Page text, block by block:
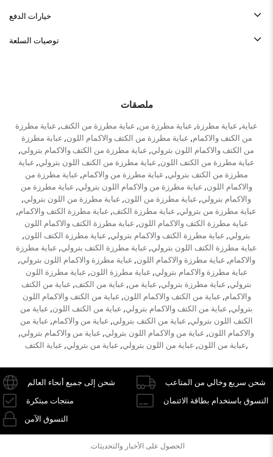
خيارات الدفع
توصيات السلعة
ملصقات
عباية, عباية مطرزة, عباية مطرزة من, عباية مطرزة من الكتف, عباية مطرزة
من الكتف والاكمام, عباية مطرزة من الكتف والاكمام اللون, عباية مطرزة
من الكتف والاكمام اللون بترولي, عباية مطرزة من الكتف والاكمام بترولي,
عباية مطرزة من الكتف اللون, عباية مطرزة من الكتف اللون بترولي, عباية
مطرزة من الكتف بترولي, عباية مطرزة من والاكمام, عباية مطرزة من
والاكمام اللون, عباية مطرزة من والاكمام اللون بترولي, عباية مطرزة من
والاكمام بترولي, عباية مطرزة من اللون, عباية مطرزة من اللون بترولي,
عباية مطرزة من بترولي, عباية مطرزة الكتف, عباية مطرزة الكتف والاكمام,
عباية مطرزة الكتف والاكمام اللون, عباية مطرزة الكتف والاكمام اللون
بترولي, عباية مطرزة الكتف والاكمام بترولي, عباية مطرزة الكتف اللون,
عباية مطرزة الكتف اللون بترولي, عباية مطرزة الكتف بترولي, عباية مطرزة
والاكمام, عباية مطرزة والاكمام اللون, عباية مطرزة والاكمام اللون بترولي,
عباية مطرزة والاكمام بترولي, عباية مطرزة اللون, عباية مطرزة اللون
بترولي, عباية مطرزة بترولي, عباية من, عباية من الكتف, عباية من الكتف
والاكمام, عباية من الكتف والاكمام اللون, عباية من الكتف والاكمام اللون
بترولي, عباية من الكتف والاكمام بترولي, عباية من الكتف اللون, عباية من
الكتف اللون بترولي, عباية من الكتف بترولي, عباية من والاكمام, عباية من
والاكمام اللون, عباية من والاكمام اللون بترولي, عباية من والاكمام بترولي,
عباية من اللون, عباية من اللون بترولي, عباية من بترولي, عباية الكتف ,
شحن إلى جميع أنحاء العالم
شحن سريع وخالي من المتاعب
منتجات مبتكرة
التسوق باستخدام بطاقة الائتمان
التسوق الآمن
الحصول على الأخبار والتحديثات.